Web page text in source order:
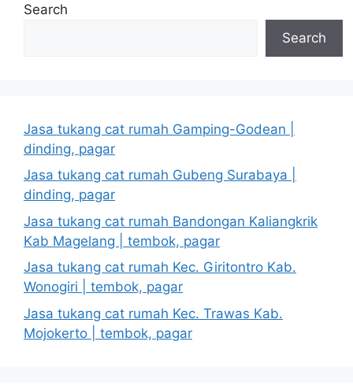
Search
Search
Jasa tukang cat rumah Gamping-Godean |
dinding, pagar
Jasa tukang cat rumah Gubeng Surabaya |
dinding, pagar
Jasa tukang cat rumah Bandongan Kaliangkrik
Kab Magelang | tembok, pagar
Jasa tukang cat rumah Kec. Giritontro Kab.
Wonogiri | tembok, pagar
Jasa tukang cat rumah Kec. Trawas Kab.
Mojokerto | tembok, pagar